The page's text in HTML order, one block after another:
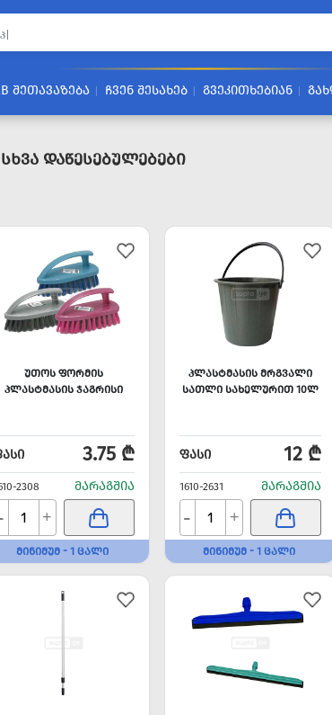
ᲨᲔᲗᲐᲕᲐᲖᲔᲑᲐ ᲩᲕᲔᲜ ᲨᲔᲡᲐᲮᲔᲑ ᲒᲕᲔᲙᲘᲗᲮᲔᲑᲘᲐᲜ
Დაწესებულებები
ᲣᲗᲝᲡ ᲤᲝᲠᲛᲘᲡ
ᲞᲚᲐᲡᲢᲛᲐᲡᲘᲡ ᲯᲐᲒᲠᲘᲡᲘ
3.75 ₾
2308 ᲛᲐᲠᲐᲒᲨᲘᲐ
+
ᲛᲘᲜᲘᲛᲣᲛ - 1 ᲪᲐᲚᲘ
ᲞᲚᲐᲡᲢᲛᲐᲡᲘᲡ ᲛᲠᲒᲕᲐᲚᲘ
ᲡᲐᲗᲚᲘ ᲡᲐᲮᲔᲚᲣᲠᲘᲗ 10Ლ
ᲤᲐᲡᲘ 12 ₾
1610-2631 ᲛᲐᲠᲐᲒᲨᲘᲐ
- +
ᲛᲘᲜᲘᲛᲣᲛ - 1 ᲪᲐᲚᲘ